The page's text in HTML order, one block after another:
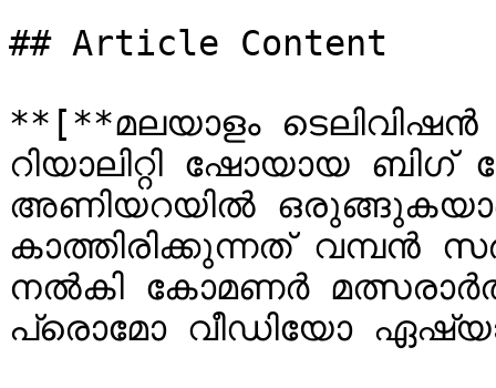
## Article Content
**[**മലയാളം
റിയാലിറ്റി ഷോയായ
അണിയറയിൽ
കാത്തിരിക്കുന്നത്
നൽകി കോമണർ
പ്രൊമോ വീഡിയോ